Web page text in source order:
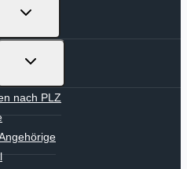
Untermenü
Untermenü
nach PLZ